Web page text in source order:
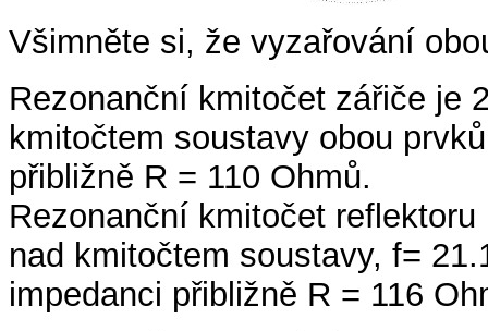
Všimněte si, že vyzařování
Rezonanční kmitočet zářiče je
kmitočtem soustavy obou
přibližně R = 110 Ohmů.
Rezonanční kmitočet
nad kmitočtem soustavy, f=
impedanci přibližně R = 116